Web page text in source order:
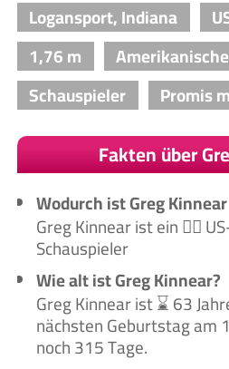
Logansport, Indiana
1,76 m
Schauspieler
Promis
Fakten über
Wodurch ist Greg
Greg Kinnear ist ein 🙋‍♂️
Schauspieler
Wie alt ist Greg Kinnear?
Greg Kinnear ist ⌛ 63
nächsten Geburtstag am
noch 315 Tage.